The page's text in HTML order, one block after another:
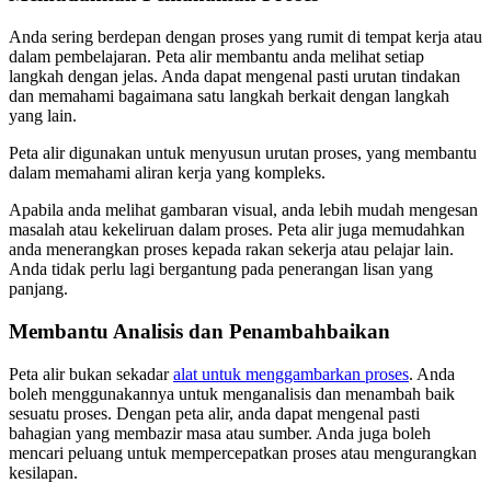
Anda sering berdepan dengan proses yang rumit di tempat kerja atau
dalam pembelajaran. Peta alir membantu anda melihat setiap
langkah dengan jelas. Anda dapat mengenal pasti urutan tindakan
dan memahami bagaimana satu langkah berkait dengan langkah
yang lain.
Peta alir digunakan untuk menyusun urutan proses, yang membantu
dalam memahami aliran kerja yang kompleks.
Apabila anda melihat gambaran visual, anda lebih mudah mengesan
masalah atau kekeliruan dalam proses. Peta alir juga memudahkan
anda menerangkan proses kepada rakan sekerja atau pelajar lain.
Anda tidak perlu lagi bergantung pada penerangan lisan yang
panjang.
Membantu Analisis dan Penambahbaikan
Peta alir bukan sekadaralat untuk menggambarkan proses. Anda
boleh menggunakannya untuk menganalisis dan menambah baik
sesuatu proses. Dengan peta alir, anda dapat mengenal pasti
bahagian yang membazir masa atau sumber. Anda juga boleh
mencari peluang untuk mempercepatkan proses atau mengurangkan
kesilapan.